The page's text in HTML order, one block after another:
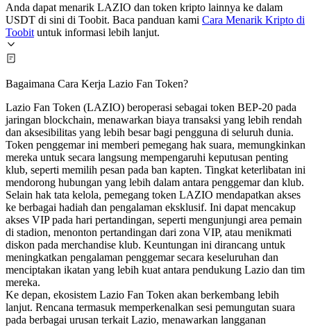
Anda dapat menarik LAZIO dan token kripto lainnya ke dalam
USDT di sini di Toobit. Baca panduan kami Cara Menarik Kripto di
Toobit untuk informasi lebih lanjut.
Bagaimana Cara Kerja Lazio Fan Token?
Lazio Fan Token (LAZIO) beroperasi sebagai token BEP-20 pada
jaringan blockchain, menawarkan biaya transaksi yang lebih rendah
dan aksesibilitas yang lebih besar bagi pengguna di seluruh dunia.
Token penggemar ini memberi pemegang hak suara, memungkinkan
mereka untuk secara langsung mempengaruhi keputusan penting
klub, seperti memilih pesan pada ban kapten. Tingkat keterlibatan ini
mendorong hubungan yang lebih dalam antara penggemar dan klub.
Selain hak tata kelola, pemegang token LAZIO mendapatkan akses
ke berbagai hadiah dan pengalaman eksklusif. Ini dapat mencakup
akses VIP pada hari pertandingan, seperti mengunjungi area pemain
di stadion, menonton pertandingan dari zona VIP, atau menikmati
diskon pada merchandise klub. Keuntungan ini dirancang untuk
meningkatkan pengalaman penggemar secara keseluruhan dan
menciptakan ikatan yang lebih kuat antara pendukung Lazio dan tim
mereka.
Ke depan, ekosistem Lazio Fan Token akan berkembang lebih
lanjut. Rencana termasuk memperkenalkan sesi pemungutan suara
pada berbagai urusan terkait Lazio, menawarkan langganan